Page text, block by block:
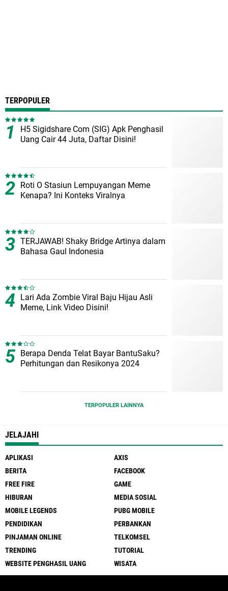
TERPOPULER
H5 Sigidshare Com (SIG) Apk Penghasil
Uang Cair 44 Juta, Daftar Disini!
Roti O Stasiun Lempuyangan Meme
Kenapa? Ini Konteks Viralnya
TERJAWAB! Shaky Bridge Artinya dalam
Bahasa Gaul Indonesia
Lari Ada Zombie Viral Baju Hijau Asli
Meme, Link Video Disini!
Berapa Denda Telat Bayar BantuSaku?
Perhitungan dan Resikonya 2024
TERPOPULER LAINNYA
JELAJAHI
APLIKASI
AXIS
BERITA
FACEBOOK
FREE FIRE
GAME
HIBURAN
MEDIA SOSIAL
MOBILE LEGENDS
PUBG MOBILE
PENDIDIKAN
PERBANKAN
PINJAMAN ONLINE
TELKOMSEL
TRENDING
TUTORIAL
WEBSITE PENGHASIL UANG
WISATA